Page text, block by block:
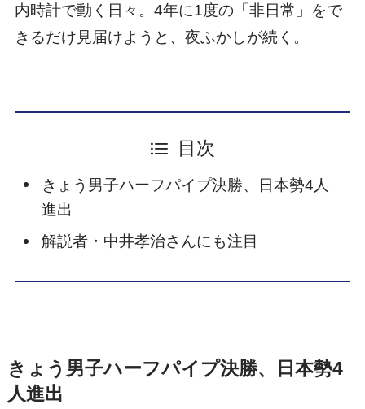
内時計で動く日々。4年に1度の「非日常」をで
きるだけ見届けようと、夜ふかしが続く。
目次
きょう男子ハーフパイプ決勝、日本勢4人
進出
解説者・中井孝治さんにも注目
きょう男子ハーフパイプ決勝、日本勢4
人進出